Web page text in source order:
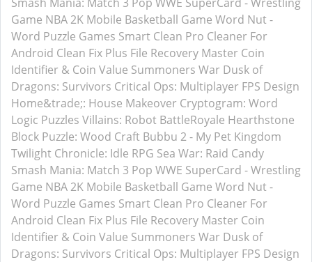
Game NBA 2K Mobile Basketball Game Word Nut -
Word Puzzle Games Smart Clean Pro Cleaner For
Android Clean Fix Plus File Recovery Master Coin
Identifier & Coin Value Summoners War Dusk of
Dragons: Survivors Critical Ops: Multiplayer FPS Design
Home&trade;: House Makeover Cryptogram: Word
Logic Puzzles Villains: Robot BattleRoyale Hearthstone
Block Puzzle: Wood Craft Bubbu 2 - My Pet Kingdom
Twilight Chronicle: Idle RPG Sea War: Raid Candy
Smash Mania: Match 3 Pop WWE SuperCard - Wrestling
Game NBA 2K Mobile Basketball Game Word Nut -
Word Puzzle Games Smart Clean Pro Cleaner For
Android Clean Fix Plus File Recovery Master Coin
Identifier & Coin Value Summoners War Dusk of
Dragons: Survivors Critical Ops: Multiplayer FPS Design